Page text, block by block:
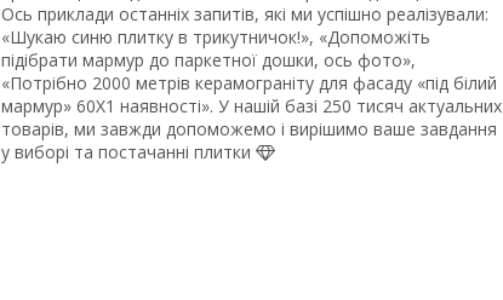
Ось приклади останніх запитів, які ми успішно реалізували:
«Шукаю синю плитку в трикутничок!», «Допоможіть
підібрати мармур до паркетної дошки, ось фото»,
«Потрібно 2000 метрів керамограніту для фасаду «під білий
мармур» 60Х1 наявності». У нашій базі 250 тисяч актуальних
товарів, ми завжди допоможемо і вирішимо ваше завдання
у виборі та постачанні плитки